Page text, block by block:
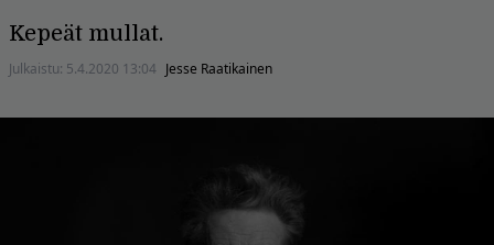
Kepeät mullat.
Julkaistu: 5.4.2020 13:04 Jesse Raatikainen